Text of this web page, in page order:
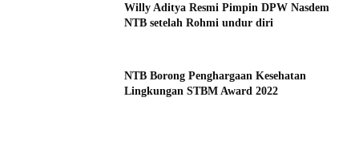
Willy Aditya Resmi Pimpin DPW Nasdem
NTB setelah Rohmi undur diri
NTB Borong Penghargaan Kesehatan
Lingkungan STBM Award 2022